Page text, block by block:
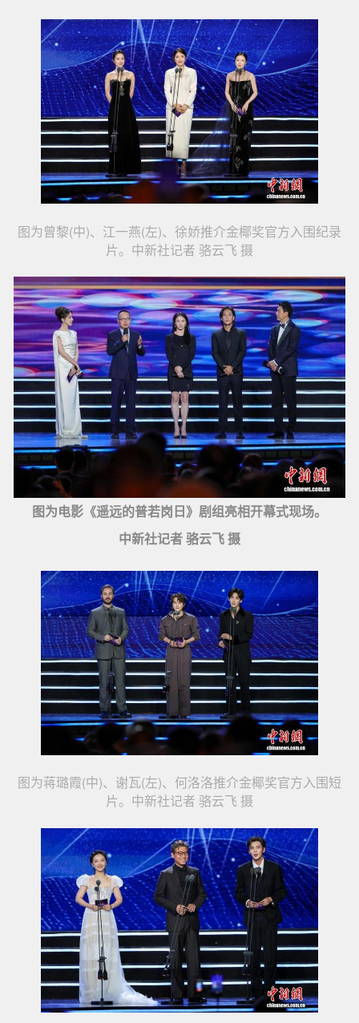
图为曾黎(中)、江一燕(左)、徐娇推介金椰奖官方入围纪录
片。中新社记者 骆云飞 摄
图为电影《遥远的普若岗日》剧组亮相开幕式现场。
中新社记者 骆云飞 摄
图为蒋璐霞(中)、谢瓦(左)、何洛洛推介金椰奖官方入围短
片。中新社记者 骆云飞 摄